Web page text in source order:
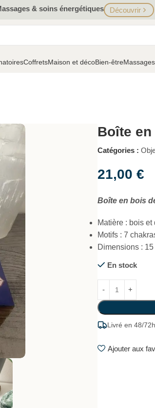
& soins énergétiques Découvrir
CoffretsMaison et décoBien-êtreMassages
Boîte
Catégories :
21,00€
Boîte en bois
Matière : bois
Motifs : 7
Dimensions :
En stock
Livré en 48/
Ajouter aux